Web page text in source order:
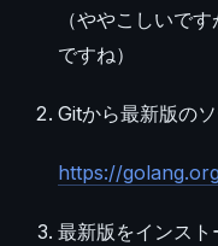
（ややこしいです
ですね）
Gitから最新版の
https://
最新版をインスト